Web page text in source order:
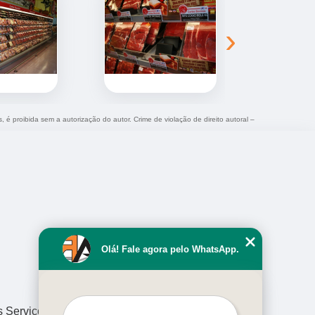
›
proibida sem a autorização do autor. Crime de violação de direito autoral –
Serviços
Olá! Fale agora pelo WhatsApp.